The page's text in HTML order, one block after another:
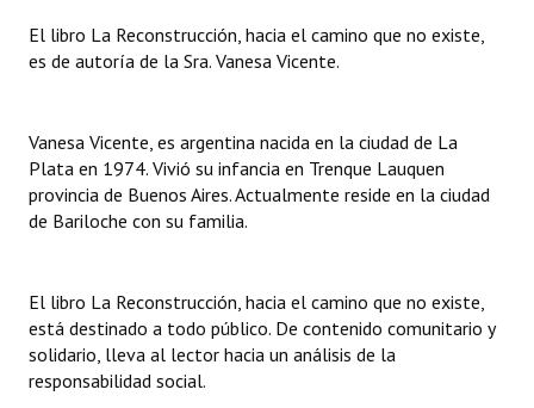
Actas de Sesión
Ejecución Presupuestaria
Actas de Audiencias Públicas
Comunicaciones
Declaraciones
Resoluciones
El libro La Reconstrucción, hacia el camino que no existe,
es de autoría de la Sra. Vanesa Vicente.
Vanesa Vicente, es argentina nacida en la ciudad de La
Plata en 1974. Vivió su infancia en Trenque Lauquen
provincia de Buenos Aires. Actualmente reside en la ciudad
de Bariloche con su familia.
El libro La Reconstrucción, hacia el camino que no existe,
está destinado a todo público. De contenido comunitario y
solidario, lleva al lector hacia un análisis de la
responsabilidad social.